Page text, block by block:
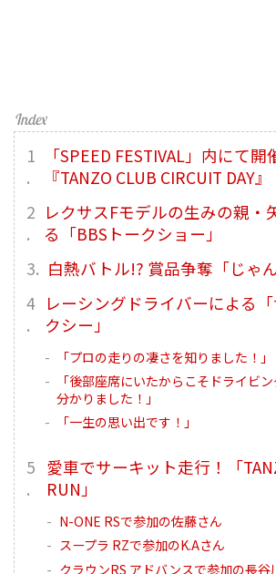
「SPEED FESTIVAL」内にて開
『TANZO CLUB CIRCUIT DAY』
レクサスFモデルの生みの親・
る「BBSトークショー」
白熱バトル!? 賞品争奪「じゃ
レーシングドライバーによる
クシー」
「プロの走りの凄さを知りました！」
「後部座席にいたからこそドライビ
分かりました！」
「一生の思い出です！」
愛車でサーキット走行！「
RUN」
N-ONE RSで参加の佐藤さん
スープラ RZで参加のK.Aさん
クラウンRS アドバンスで参加の長谷